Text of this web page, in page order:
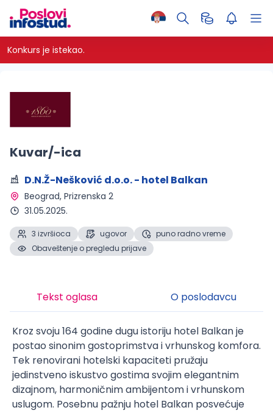
Konkurs je istekao.
Kuvar/-ica
D.N.Ž-Nešković d.o.o. - hotel Balkan
Beograd, Prizrenska 2
31.05.2025.
3 izvršioca ugovor
puno radno vreme
Obaveštenje o pregledu prijave
Tekst oglasa O poslodavcu
Kroz svoju 164 godine dugu istoriju hotel Balkan je
postao sinonim gostoprimstva i vrhunskog komfora.
Tek renovirani hotelski kapaciteti pružaju
jedinstveno iskustvo gostima svojim elegantnim
dizajnom, harmoničnim ambijentom i vrhunskom
uslugom. Posebnu pažnju hotel Balkan posvećuje